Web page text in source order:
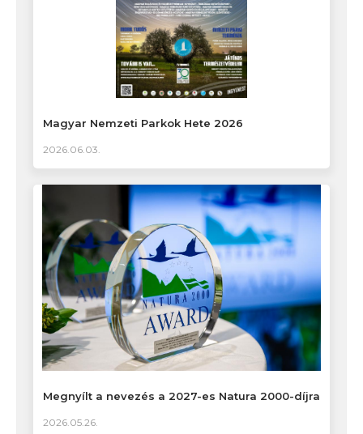
Magyar Nemzeti Parkok Hete 2026
2026.06.03.
Megnyílt a nevezés a 2027-es Natura 2000-díjra
2026.05.26.